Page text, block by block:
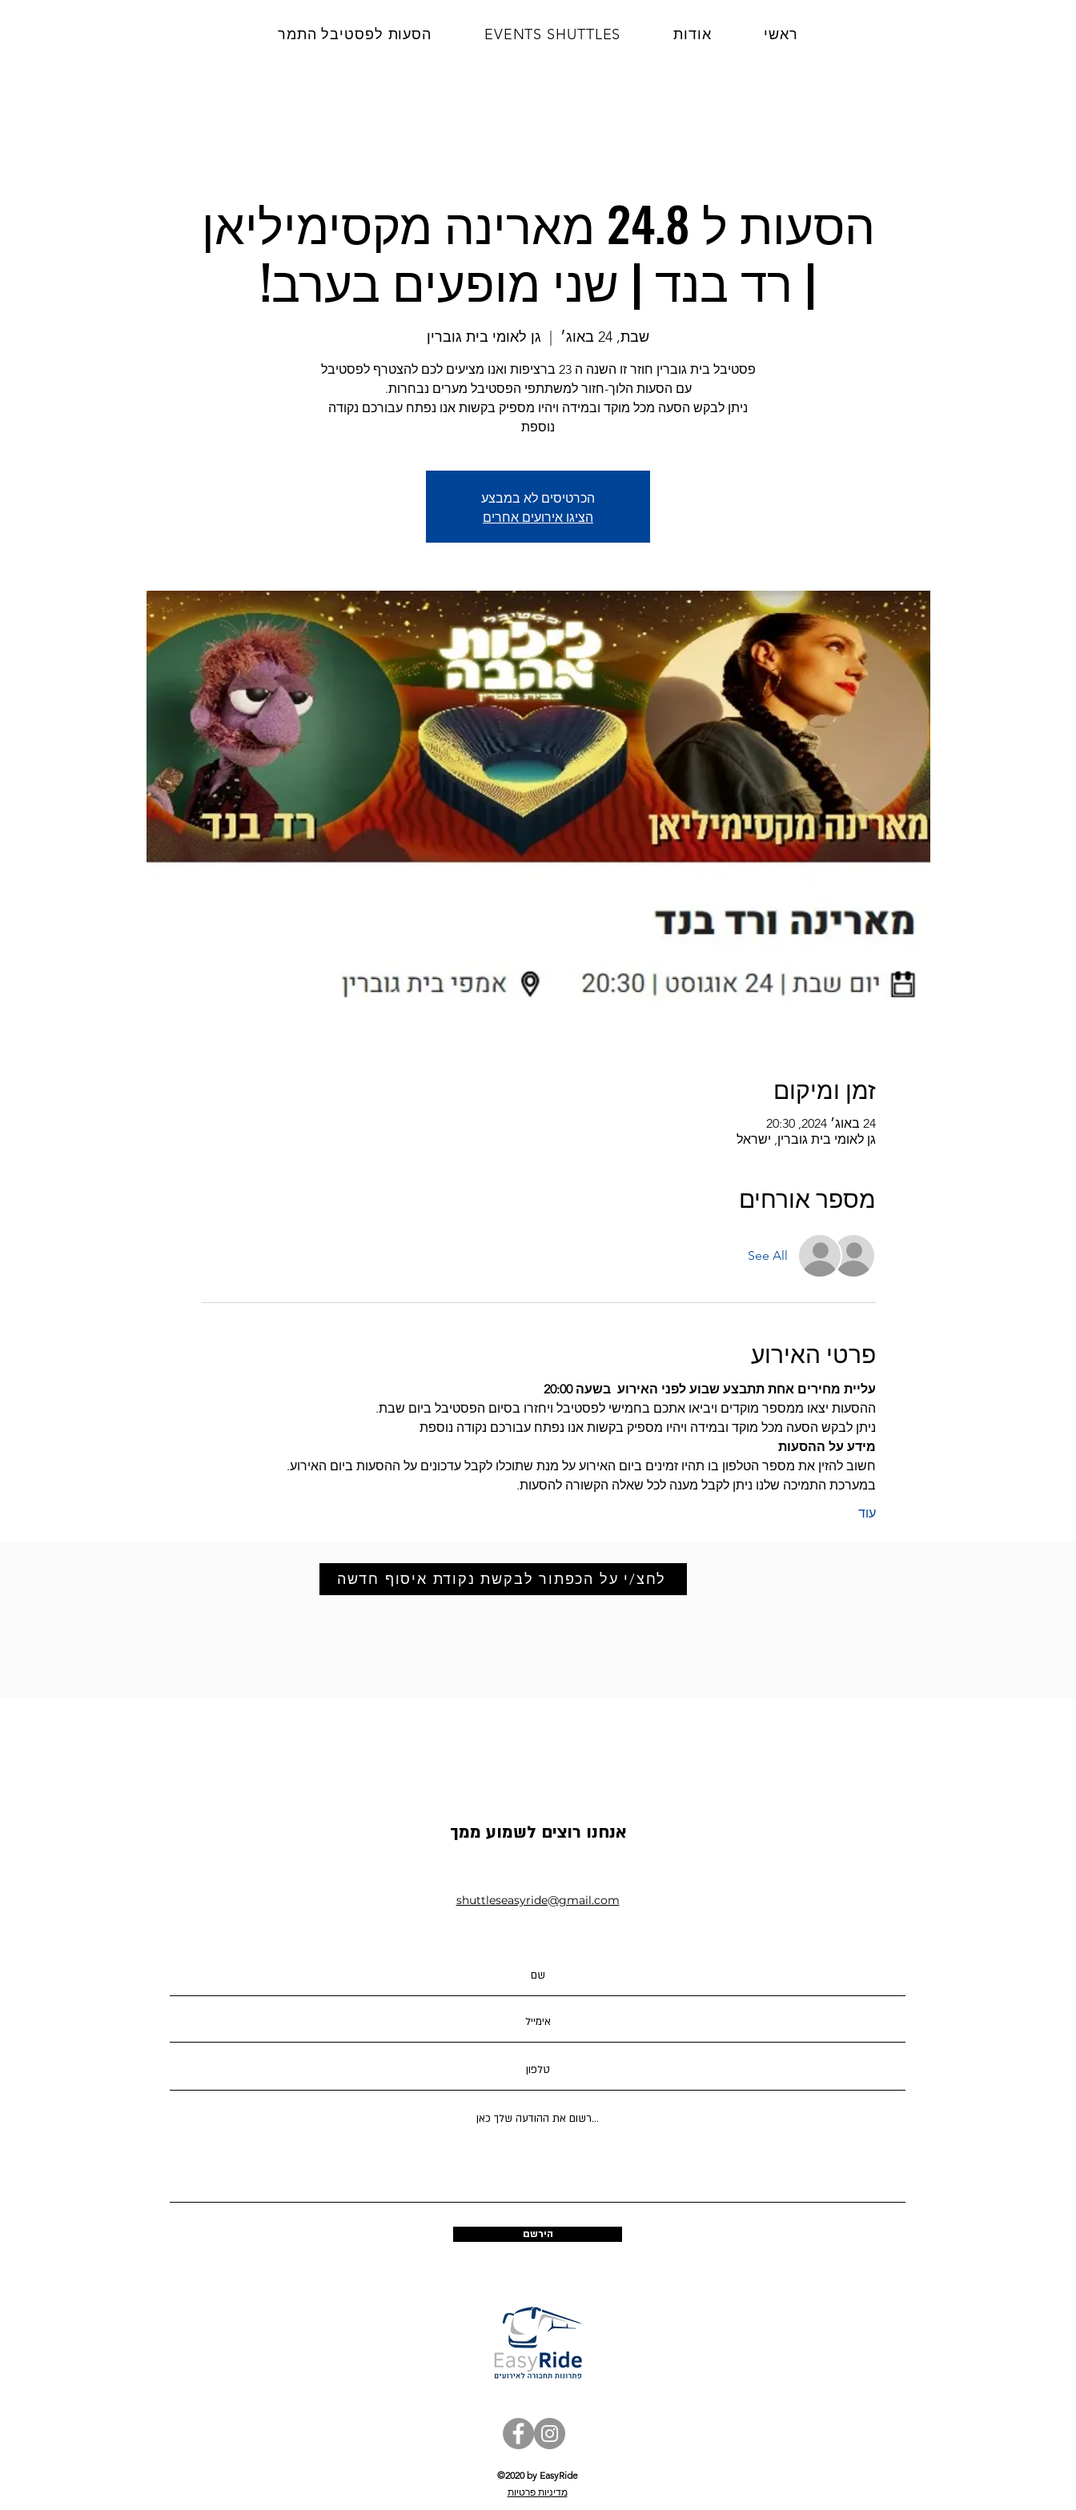
הסעות לפסטיבל התמר EVENTS SHUTTLES אודות ראשי
הסעות ל 24.8 מארינה מקסימיליאן
| רד בנד | שני מופעים בערב!
שבת, 24 באוג׳ גן לאומי בית גוברין
פסטיבל בית גוברין חוזר זו השנה ה 23 ברציפות ואנו מציעים לכם להצטרף לפסטיבל
ניתן לבקש הסעה מכל מוקד ובמידה ויהיו מספיק בקשות אנו נפתח עבורכם נקודה
נוספת
הכרטיסים לא במבצע
הציגו אירועים אחרים
זמן ומיקום
24 באוג׳ 2024, 20:30
גן לאומי בית גוברין, ישראל
מספר אורחים
See All
פרטי האירוע
עליית מחירים אחת תתבצע שבוע לפני האירוע  בשעה 20:00
ההסעות יצאו ממספר מוקדים ויביאו אתכם בחמישי לפסטיבל ויחזרו בסיום הפסטיבל ביום שבת.
ניתן לבקש הסעה מכל מוקד ובמידה ויהיו מספיק בקשות אנו נפתח עבורכם נקודה נוספת
מידע על ההסעות
חשוב להזין את מספר הטלפון בו תהיו זמינים ביום האירוע על מנת שתוכלו לקבל עדכונים על ההסעות ביום האירוע.
במערכת התמיכה שלנו ניתן לקבל מענה לכל שאלה הקשורה להסעות.
עוד
לחצ/י על הכפתור לבקשת נקודת איסוף חדשה
אנחנו רוצים לשמוע ממך
shuttleseasyride@gmail.com
הירשם
©2020 by EasyRide
מדיניות פרטיות